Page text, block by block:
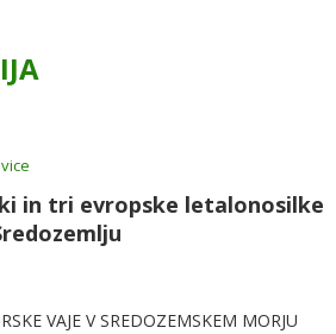
in tri evropske letalonosilke
VAJE V SREDOZEMSKEM MORJU